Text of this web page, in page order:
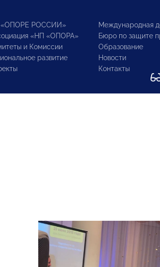
РОССИИ»
«НП «ОПОРА»
и Комиссии
развитие
Международная
Бюро по защите
Образование
Новости
Контакты